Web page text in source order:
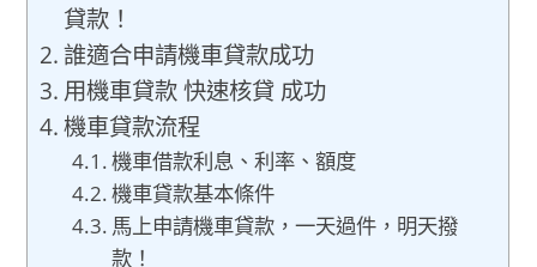
貸款！
誰適合申請機車貸款成功
用機車貸款 快速核貸 成功
機車貸款流程
機車借款利息、利率、額度
機車貸款基本條件
馬上申請機車貸款，一天過件，明天撥
款！